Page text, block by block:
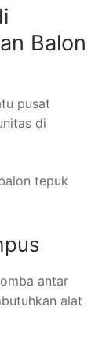
Balon
pusat
di
tepuk
antar
alat